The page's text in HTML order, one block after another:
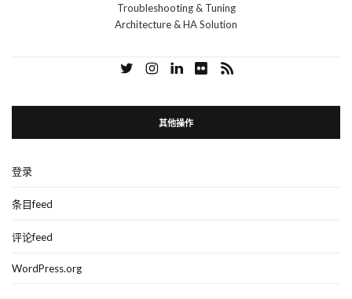
Troubleshooting & Tuning
Architecture & HA Solution
其他操作
登录
条目feed
评论feed
WordPress.org